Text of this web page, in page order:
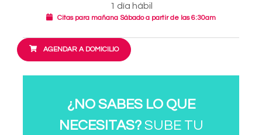
1 día hábil
Citas para mañana Sábado a partir de las 6:30am
AGENDAR A DOMICILIO
¿NO SABES LO QUE
NECESITAS?SUBE TU